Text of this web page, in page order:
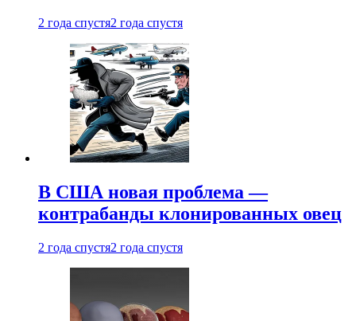
2 года спустя2 года спустя
В США новая проблема —
контрабанды клонированных овец
2 года спустя2 года спустя